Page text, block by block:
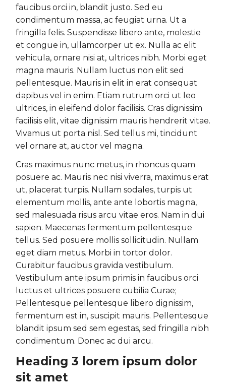
faucibus orci in, blandit justo. Sed eu
condimentum massa, ac feugiat urna. Ut a
fringilla felis. Suspendisse libero ante, molestie
et congue in, ullamcorper ut ex. Nulla ac elit
vehicula, ornare nisi at, ultrices nibh. Morbi eget
magna mauris. Nullam luctus non elit sed
pellentesque. Mauris in elit in erat consequat
dapibus vel in enim. Etiam rutrum orci ut leo
ultrices, in eleifend dolor facilisis. Cras dignissim
facilisis elit, vitae dignissim mauris hendrerit vitae.
Vivamus ut porta nisl. Sed tellus mi, tincidunt
vel ornare at, auctor vel magna.
Cras maximus nunc metus, in rhoncus quam
posuere ac. Mauris nec nisi viverra, maximus erat
ut, placerat turpis. Nullam sodales, turpis ut
elementum mollis, ante ante lobortis magna,
sed malesuada risus arcu vitae eros. Nam in dui
sapien. Maecenas fermentum pellentesque
tellus. Sed posuere mollis sollicitudin. Nullam
eget diam metus. Morbi in tortor dolor.
Curabitur faucibus gravida vestibulum.
Vestibulum ante ipsum primis in faucibus orci
luctus et ultrices posuere cubilia Curae;
Pellentesque pellentesque libero dignissim,
fermentum est in, suscipit mauris. Pellentesque
blandit ipsum sed sem egestas, sed fringilla nibh
condimentum. Donec ac dui arcu.
Heading 3 lorem ipsum dolor
sit amet